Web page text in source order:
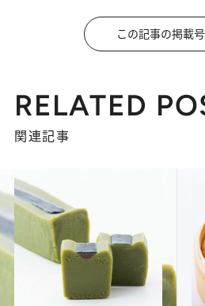
この記事の掲載
RELATED
関連記事